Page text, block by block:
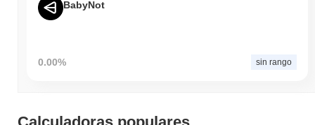
BabyNot
0.00% sin rango